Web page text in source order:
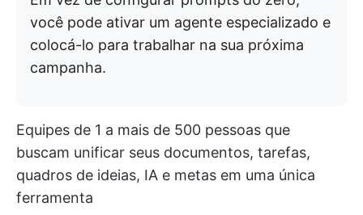
você pode ativar um agente especializado e
colocá-lo para trabalhar na sua próxima
campanha.
Equipes de 1 a mais de 500 pessoas que
buscam unificar seus documentos, tarefas,
quadros de ideias, IA e metas em uma única
ferramenta